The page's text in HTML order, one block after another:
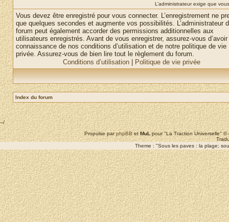
L’administrateur exige que
Vous devez être enregistré pour vous connecter. L’enregistrement ne
que quelques secondes et augmente vos possibilités. L’administrateur
forum peut également accorder des permissions additionnelles aux
utilisateurs enregistrés. Avant de vous enregistrer, assurez-vous
connaissance de nos conditions d’utilisation et de notre politique de vie
privée. Assurez-vous de bien lire tout le règlement du forum.
Conditions d’utilisation
Politique de vie privée
Index du forum
--/
Propulse parphpBBetMuLpour "La Traction Universelle"
Theme : "Sous les paves : la plage;